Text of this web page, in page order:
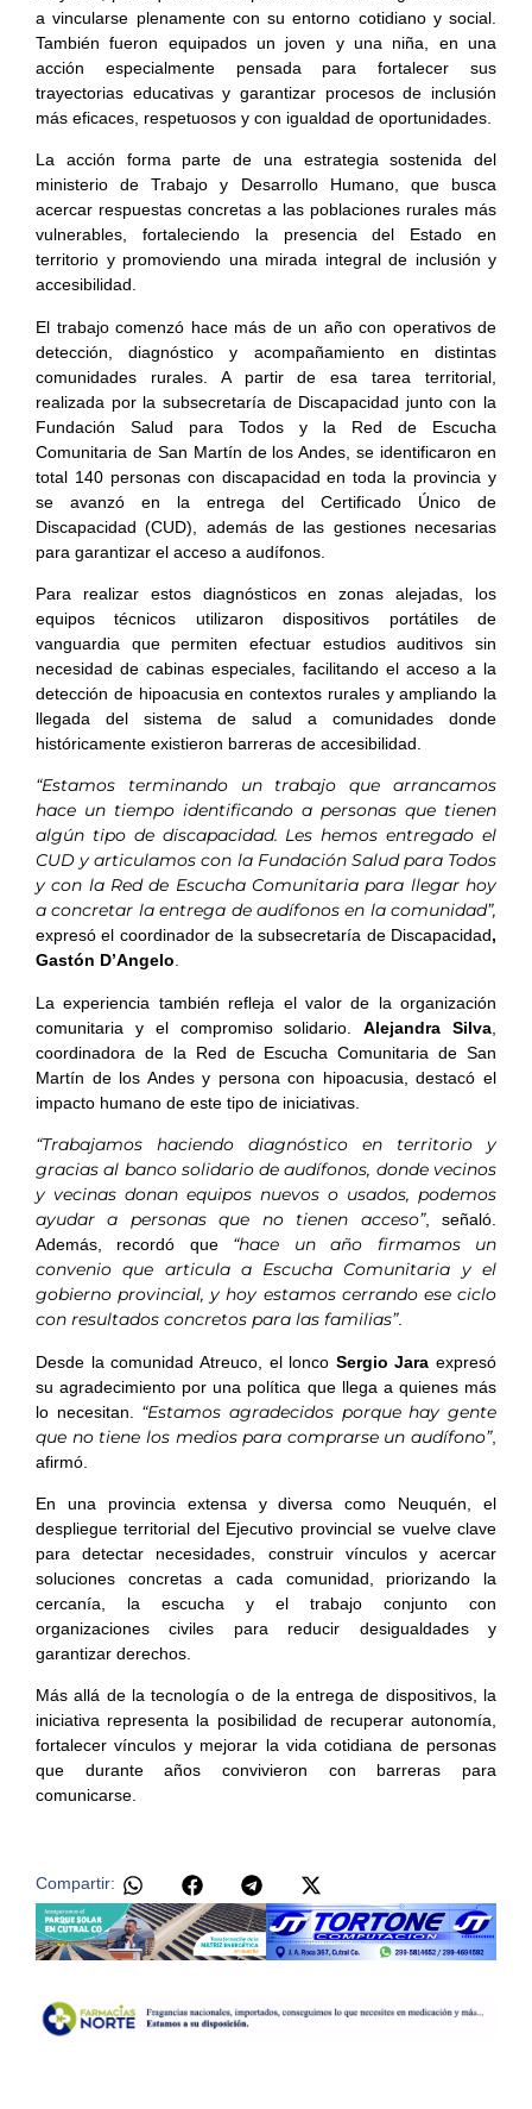
a vincularse plenamente con su entorno cotidiano y social.
También fueron equipados un joven y una niña, en una
acción especialmente pensada para fortalecer sus
trayectorias educativas y garantizar procesos de inclusión
más eficaces, respetuosos y con igualdad de oportunidades.
La acción forma parte de una estrategia sostenida del
ministerio de Trabajo y Desarrollo Humano, que busca
acercar respuestas concretas a las poblaciones rurales más
vulnerables, fortaleciendo la presencia del Estado en
territorio y promoviendo una mirada integral de inclusión y
accesibilidad.
El trabajo comenzó hace más de un año con operativos de
detección, diagnóstico y acompañamiento en distintas
comunidades rurales. A partir de esa tarea territorial,
realizada por la subsecretaría de Discapacidad junto con la
Fundación Salud para Todos y la Red de Escucha
Comunitaria de San Martín de los Andes, se identificaron en
total 140 personas con discapacidad en toda la provincia y
se avanzó en la entrega del Certificado Único de
Discapacidad (CUD), además de las gestiones necesarias
para garantizar el acceso a audífonos.
Para realizar estos diagnósticos en zonas alejadas, los
equipos técnicos utilizaron dispositivos portátiles de
vanguardia que permiten efectuar estudios auditivos sin
necesidad de cabinas especiales, facilitando el acceso a la
detección de hipoacusia en contextos rurales y ampliando la
llegada del sistema de salud a comunidades donde
históricamente existieron barreras de accesibilidad.
“Estamos terminando un trabajo que arrancamos
hace un tiempo identificando a personas que tienen
algún tipo de discapacidad. Les hemos entregado el
CUD y articulamos con la Fundación Salud para Todos
y con la Red de Escucha Comunitaria para llegar hoy
a concretar la entrega de audífonos en la comunidad”,
expresó el coordinador de la subsecretaría de Discapacidad,
Gastón D’Angelo.
La experiencia también refleja el valor de la organización
comunitaria y el compromiso solidario.Alejandra Silva
coordinadora de la Red de Escucha Comunitaria de San
Martín de los Andes y persona con hipoacusia, destacó el
impacto humano de este tipo de iniciativas.
“Trabajamos haciendo diagnóstico en territorio y
gracias al banco solidario de audífonos, donde vecinos
y vecinas donan equipos nuevos o usados, podemos
ayudar a personas que no tienen acceso”, señaló.
Además, recordó que “hace un año firmamos un
convenio que articula a Escucha Comunitaria y el
gobierno provincial, y hoy estamos cerrando ese ciclo
con resultados concretos para las familias”.
Desde la comunidad Atreuco, el lonco Sergio Jara expresó
su agradecimiento por una política que llega a quienes más
lo necesitan. “Estamos agradecidos porque hay gente
que no tiene los medios para comprarse un audífono”,
afirmó.
En una provincia extensa y diversa como Neuquén, el
despliegue territorial del Ejecutivo provincial se vuelve clave
para detectar necesidades, construir vínculos y acercar
soluciones concretas a cada comunidad, priorizando la
cercanía, la escucha y el trabajo conjunto con
organizaciones civiles para reducir desigualdades y
garantizar derechos.
Más allá de la tecnología o de la entrega de dispositivos, la
iniciativa representa la posibilidad de recuperar autonomía,
fortalecer vínculos y mejorar la vida cotidiana de personas
que durante años convivieron con barreras para
comunicarse.
Compartir: